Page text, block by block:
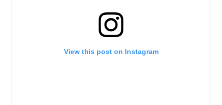
View this post on Instagram